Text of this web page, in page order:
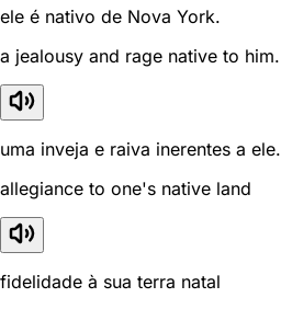
ele é nativo de Nova York.
a jealousy and rage native to him.
uma inveja e raiva inerentes a ele.
allegiance to one's native land
fidelidade à sua terra natal